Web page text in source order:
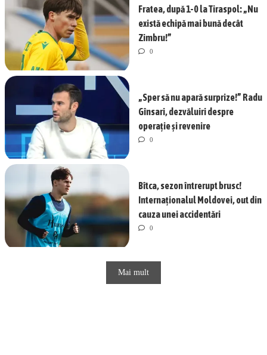
Fratea, după 1-0 la Tiraspol: „Nu
există echipă mai bună decât
Zimbru!”
0
„Sper să nu apară surprize!” Radu
Gînsari, dezvăluiri despre
operație și revenire
0
Bîtca, sezon întrerupt brusc!
Internaționalul Moldovei, out din
cauza unei accidentări
0
Mai mult